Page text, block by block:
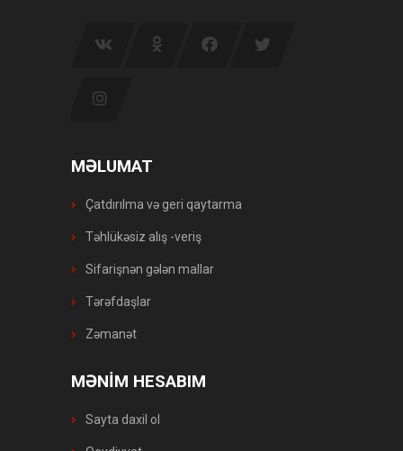
MƏLUMAT
Çatdırılma və geri qaytarma
Təhlükəsiz alış -veriş
Sifarişnən gələn mallar
Tərəfdaşlar
Zəmanət
MƏNİM HESABIM
Sayta daxil ol